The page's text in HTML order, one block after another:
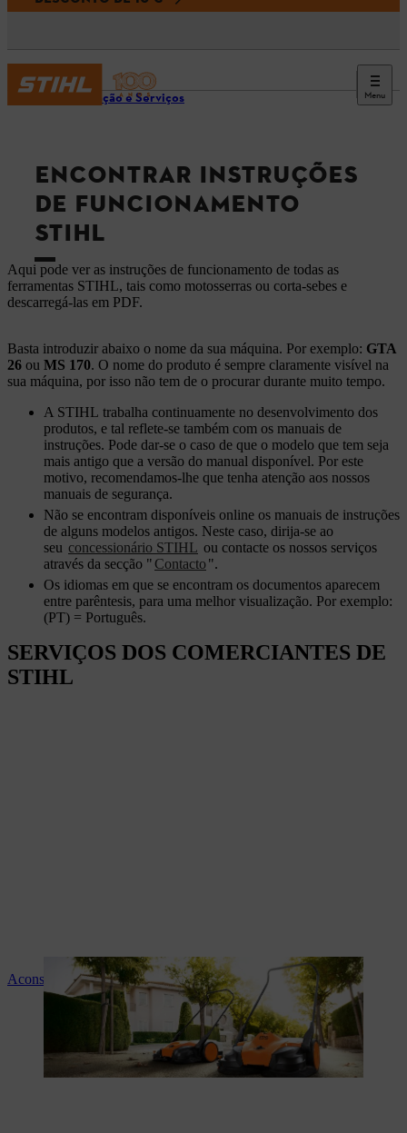
Menu
Informação e Serviços
ENCONTRAR INSTRUÇÕES
DE FUNCIONAMENTO
STIHL
Aqui pode ver as instruções de funcionamento de todas as
ferramentas STIHL, tais como motosserras ou corta-sebes e
descarregá-las em PDF.
Basta introduzir abaixo o nome da sua máquina. Por exemplo: GTA
26 ou MS 170. O nome do produto é sempre claramente visível na
sua máquina, por isso não tem de o procurar durante muito tempo.
A STIHL trabalha continuamente no desenvolvimento dos
produtos, e tal reflete-se também com os manuais de
instruções. Pode dar-se o caso de que o modelo que tem seja
mais antigo que a versão do manual disponível. Por este
motivo, recomendamos-lhe que tenha atenção aos nossos
manuais de segurança.
Não se encontram disponíveis online os manuais de instruções
de alguns modelos antigos. Neste caso, dirija-se ao
seu concessionário STIHL ou contacte os nossos serviços
através da secção " Contacto ".
Os idiomas em que se encontram os documentos aparecem
entre parêntesis, para uma melhor visualização. Por exemplo:
(PT) = Português.
SERVIÇOS DOS COMERCIANTES DE
STIHL
Aconselhamento e instruções sobre os produtos